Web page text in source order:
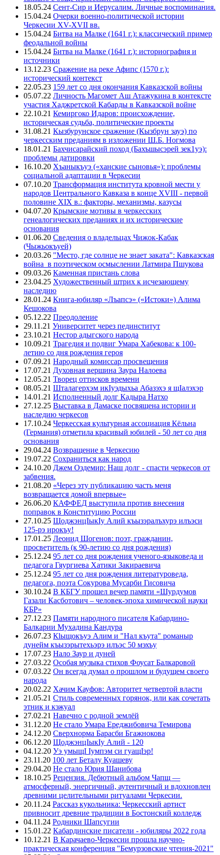
18.05.24 Сент-Сир и Иерусалим. Личные воспоминания.
15.04.24 Очерки военно-политической истории
Черкесии XV-XVII вв.
15.04.24 Битва на Малке (1641 г.): классический пример
феодальной войны
15.04.24 Битва на Малке (1641 г.): историография и
источники
13.12.23 Сражение на реке Афипс (1570 г.):
исторический контекст
22.05.23 159 лет со дня окончания Кавказской войны
05.07.22 Личность Магомет Аш Атажукина в контексте
участия Хаджретской Кабарды в Кавказской войне
22.10.21 Кемиргоко Идаров: происхождение,
историческая судьба, политические проекты
31.08.21 Кызбурунское сражение (Кызбрун зауэ) по
черкесским преданиям в изложении Ш.Б. Ногмова
18.01.21 Бахчисарайский поход (Бахъшысэрей зек1уэ):
проблемы датировки
16.10.20 Хъаныкъуэ («ханские сыновья»): проблемы
социальной адаптации в Черкесии
07.10.20 Трансформация института кровной мести у
народов Центрального Кавказа в конце XVIII - первой
половине XIX в.: факторы, механизмы, казусы
04.07.20 Крымские мотивы в черкесских
генеалогических преданиях и их исторические
основания
01.06.20 Сведения о владельцах Чижок-Кабак
(Чыжьокъуей)
20.03.26 "Место, где солнце не знает заката": Кавказская
война в поэтическом осмыслении Латмира Пшукова
09.03.26 Каменная пристань слова
23.04.25 Художественный штрих к исчезающему
наследию
28.01.24 Книга-юбиляр «Лъапсэ» («Истоки») Алима
Кешокова
05.12.22 Преодоление
29.11.21 Университет через пединститут
23.10.21 Нестор адыгского народа
10.09.21 Трагедия и подвиг Умара Хабекова: к 100-
летию со дня рождения героя
07.09.21 Народный комиссар просвещения
17.07.21 Духовная вершина Заура Налоева
12.05.21 Творец оттисков времени
08.05.21 Шталагерхэм икIуэдыхьа Абазэхэ я щIалэхэр
14.01.21 Исполненный долг Кадыра Натхо
27.12.25 Выставка в Дамаске посвящена истории и
наследию черкесов
17.10.24 Черкесская культурная ассоциация Кёльна
(Германия) отметила красивый юбилей - 50 лет со дня
основания
29.04.24 Возвращение в Черкесию
19.07.22 Сохраниться как народ
24.10.20 Джем Оздемир: Наш долг - спасти черкесов от
забвения.
21.08.20 «Через эту публикацию часть меня
возвращается домой впервые»
26.06.20 КАФФЕД выступила против внесения
поправок в Конституцию России
27.10.25 ЩоджэнцIыкIу Алий къызэралъхурэ илъэси
125-рэ ирокъу!
17.01.25 Леонид Шогенов: поэт, гражданин,
просветитель (к 90-летию со дня рождения)
25.12.24 95 лет со дня рождения ученого-языковеда и
педагога Гяургиева Хатики Закираевича
25.12.24 95 лет со дня рождения литературоведа,
педагога, поэта Сокурова Мусарби Гисовича
30.10.24 В КБГУ прошел вечер памяти «Шурдумов
Газали Касботович – человек-эпоха химической науки
КБР»
27.12.23 Памяти народного писателя Кабардино-
Балкарии Мухадина Кандура
26.07.23 Кlыщокъуэ Алим и "Нал къута" романыр
дунейм къызэрытехьэрэ илъэс 50 мэхъу
17.07.23 Нало Заур и дуней
27.03.22 Особая музыка стихов Фоусат Балкаровой
07.03.22 Он всегда думал о прошлом и будущем своего
народа
20.02.22 Хачим Кауфов: Авторитет четвертой власти
21.05.21 Стиль современных горянок, или как сочетать
этник и кэжуал
27.02.21 Навечно с родной землёй
31.12.20 Не стало Умара Ереджибовича Темирова
24.12.20 Сверхнорма Барасби Бгажнокова
06.12.20 ЩоджэнцIыкIу Алий - 120
04.12.20 Уэ умыщI Iумпэм си гуащIэр!
23.11.20 100 лет Беталу Куашеву
29.04.20 Не стало Юрия Шанибова
18.10.25 Рецензия. Дебютный альбом Чапщ —
атмосферный, энергичный, аутентичный и вдохновлен
древними целительными ритуалами Черкесии.
20.11.24 Рассказ кукольника: Черкесский артист
привносит древние традиции в Бостонский колледж
04.11.24 Родники Шапсугии
15.01.22 Кабардинские писатели - юбиляры 2022 года
10.12.21 В Карачаево-Черкесии прошла научно-
практическая конференция "Бемурзовские чтения-2021"